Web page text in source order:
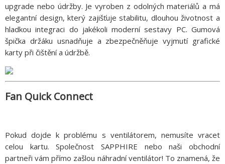
upgrade nebo údržby. Je vyroben z odolných materiálů a má
elegantní design, který zajišťuje stabilitu, dlouhou životnost a
hladkou integraci do jakékoli moderní sestavy PC. Gumová
špička držáku usnadňuje a zbezpečněňuje vyjmutí grafické
karty při čištění a údržbě.
Fan Quick Connect
Pokud dojde k problému s ventilátorem, nemusíte vracet
celou kartu. Společnost SAPPHIRE nebo naši obchodní
partneři vám přímo zašlou náhradní ventilátor! To znamená, že